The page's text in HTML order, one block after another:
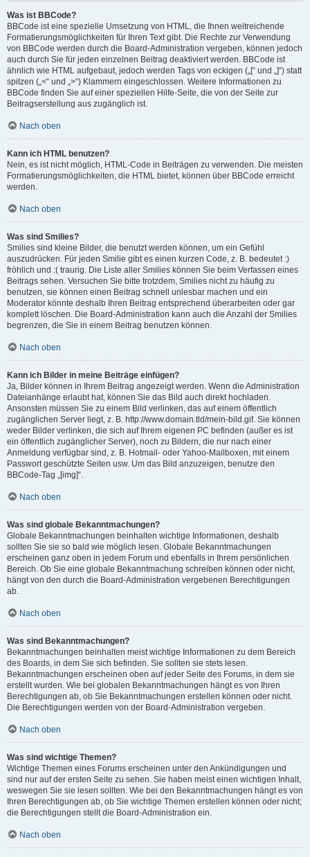
Was ist BBCode?
BBCode ist eine spezielle Umsetzung von HTML, die Ihnen weitreichende
Formatierungsmöglichkeiten für Ihren Text gibt. Die Rechte zur Verwendung
von BBCode werden durch die Board-Administration vergeben, können jedoch
auch durch Sie für jeden einzelnen Beitrag deaktiviert werden. BBCode ist
ähnlich wie HTML aufgebaut, jedoch werden Tags von eckigen („[“ und „]“) statt
spitzen („<“ und „>“) Klammern eingeschlossen. Weitere Informationen zu
BBCode finden Sie auf einer speziellen Hilfe-Seite, die von der Seite zur
Beitragserstellung aus zugänglich ist.
Nach oben
Kann ich HTML benutzen?
Nein, es ist nicht möglich, HTML-Code in Beiträgen zu verwenden. Die meisten
Formatierungsmöglichkeiten, die HTML bietet, können über BBCode erreicht
werden.
Nach oben
Was sind Smilies?
Smilies sind kleine Bilder, die benutzt werden können, um ein Gefühl
auszudrücken. Für jeden Smilie gibt es einen kurzen Code, z. B. bedeutet :)
fröhlich und :( traurig. Die Liste aller Smilies können Sie beim Verfassen eines
Beitrags sehen. Versuchen Sie bitte trotzdem, Smilies nicht zu häufig zu
benutzen, sie können einen Beitrag schnell unlesbar machen und ein
Moderator könnte deshalb Ihren Beitrag entsprechend überarbeiten oder gar
komplett löschen. Die Board-Administration kann auch die Anzahl der Smilies
begrenzen, die Sie in einem Beitrag benutzen können.
Nach oben
Kann ich Bilder in meine Beiträge einfügen?
Ja, Bilder können in Ihrem Beitrag angezeigt werden. Wenn die Administration
Dateianhänge erlaubt hat, können Sie das Bild auch direkt hochladen.
Ansonsten müssen Sie zu einem Bild verlinken, das auf einem öffentlich
zugänglichen Server liegt, z. B. http://www.domain.tld/mein-bild.gif. Sie können
weder Bilder verlinken, die sich auf Ihrem eigenen PC befinden (außer es ist
ein öffentlich zugänglicher Server), noch zu Bildern, die nur nach einer
Anmeldung verfügbar sind, z. B. Hotmail- oder Yahoo-Mailboxen, mit einem
Passwort geschützte Seiten usw. Um das Bild anzuzeigen, benutze den
BBCode-Tag „[img]“.
Nach oben
Was sind globale Bekanntmachungen?
Globale Bekanntmachungen beinhalten wichtige Informationen, deshalb
sollten Sie sie so bald wie möglich lesen. Globale Bekanntmachungen
erscheinen ganz oben in jedem Forum und ebenfalls in Ihrem persönlichen
Bereich. Ob Sie eine globale Bekanntmachung schreiben können oder nicht,
hängt von den durch die Board-Administration vergebenen Berechtigungen
ab.
Nach oben
Was sind Bekanntmachungen?
Bekanntmachungen beinhalten meist wichtige Informationen zu dem Bereich
des Boards, in dem Sie sich befinden. Sie sollten sie stets lesen.
Bekanntmachungen erscheinen oben auf jeder Seite des Forums, in dem sie
erstellt wurden. Wie bei globalen Bekanntmachungen hängt es von Ihren
Berechtigungen ab, ob Sie Bekanntmachungen erstellen können oder nicht.
Die Berechtigungen werden von der Board-Administration vergeben.
Nach oben
Was sind wichtige Themen?
Wichtige Themen eines Forums erscheinen unter den Ankündigungen und
sind nur auf der ersten Seite zu sehen. Sie haben meist einen wichtigen Inhalt,
weswegen Sie sie lesen sollten. Wie bei den Bekanntmachungen hängt es von
Ihren Berechtigungen ab, ob Sie wichtige Themen erstellen können oder nicht;
die Berechtigungen stellt die Board-Administration ein.
Nach oben